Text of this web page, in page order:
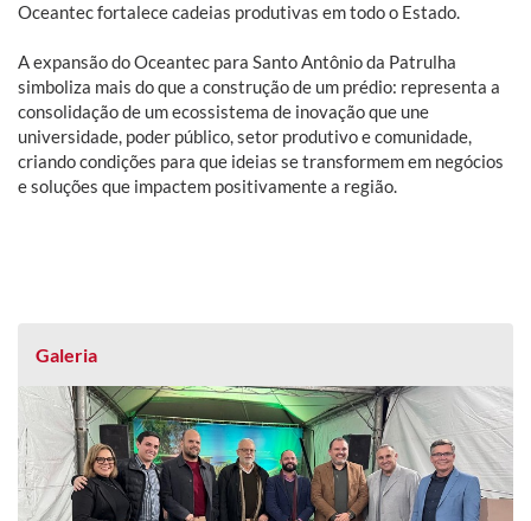
Oceantec fortalece cadeias produtivas em todo o Estado.
A expansão do Oceantec para Santo Antônio da Patrulha
simboliza mais do que a construção de um prédio: representa a
consolidação de um ecossistema de inovação que une
universidade, poder público, setor produtivo e comunidade,
criando condições para que ideias se transformem em negócios
e soluções que impactem positivamente a região.
Galeria